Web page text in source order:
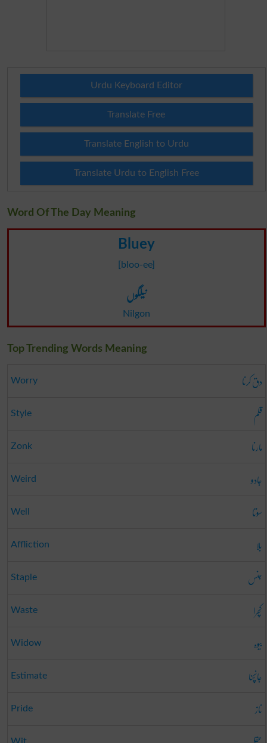
Urdu Keyboard Editor
Translate Free
Translate English to Urdu
Translate Urdu to English Free
Word Of The Day Meaning
Bluey
[bloo-ee]
نیلگوں
Nilgon
Top Trending Words Meaning
Worry دق کرنا
Style قلم
Zonk مارنا
Weird جادو
Well سوتا
Affliction بلا
Staple جنس
Waste کچرا
Widow بیوہ
Estimate جانچنا
Pride ناز
Wit